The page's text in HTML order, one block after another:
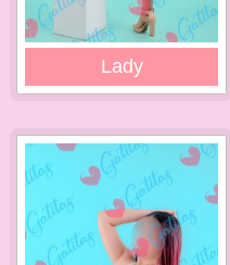
Lady